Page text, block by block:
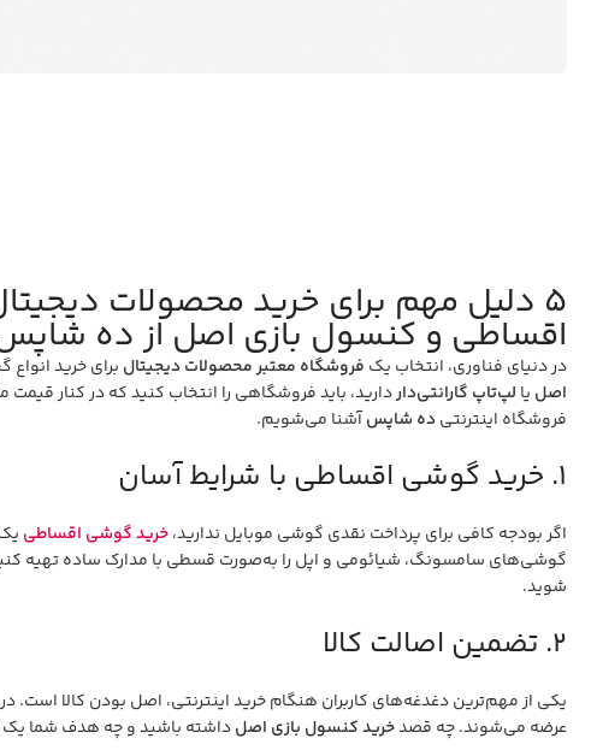
۵ دلیل مهم برای خرید محصولات
اقساطی و کنسول بازی اصل از ده
در دنیای فناوری، انتخاب یک فروشگاه معتبر محصولات دیجیتال برای خرید
اصل یا لپ‌تاپ گارانتی‌داردارید، باید فروشگاهی را انتخاب کنید که در کنار قیمت
فروشگاه اینترنتیده شاپسآشنا می‌شویم.
۱. خرید گوشی اقساطی با شرایط آسان
اگر بودجه کافی برای پرداخت نقدی گوشی موبایل ندارید،خرید گوشی اقساطی
گوشی‌های سامسونگ، شیائومی و اپل را به‌صورت قسطی با مدارک ساده تهیه
شوید.
۲. تضمین اصالت کالا
یکی از مهم‌ترین دغدغه‌های کاربران هنگام خرید اینترنتی، اصل بودن کالا است.
عرضه می‌شوند. چه قصدخرید کنسول بازی اصلداشته باشید و چه هدف شما یک